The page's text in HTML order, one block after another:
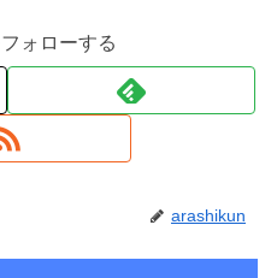
ォローする
arashikun